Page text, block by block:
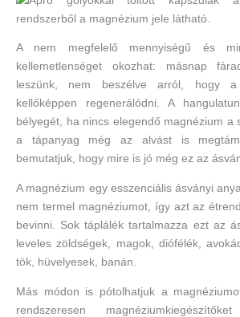
A nem megfelelő mennyiségű és
kellemetlenséget okozhat: másnap
leszünk, nem beszélve arról, hogy
kellőképpen regenerálódni. A
bélyegét, ha nincs elegendő magnézium a
a tápanyag még az alvást is
bemutatjuk, hogy mire is jó még ez az
A magnézium egy esszenciális ásványi
nem termel magnéziumot, így azt az
bevinni. Sok táplálék tartalmazza ezt az
leveles zöldségek, magok, diófélék,
tök, hüvelyesek, banán.
Más módon is pótolhatjuk a
rendszeresen